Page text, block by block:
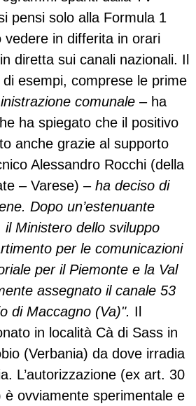
pensi solo alla Formula 1
vedere in differita in orari
diretta sui canali nazionali. Il
esempi, comprese le prime
comunale – ha
ha spiegato che il positivo
anche grazie al supporto
Alessandro Rocchi (della
– Varese) –ha deciso di
Dopo un’estenuante
Ministero dello sviluppo
per le comunicazioni
per il Piemonte e la Val
assegnato il canale 53
di Maccagno (Va)". Il
in località Cà di Sass in
(Verbania) da dove irradia
L’autorizzazione (ex art. 30
è ovviamente sperimentale e